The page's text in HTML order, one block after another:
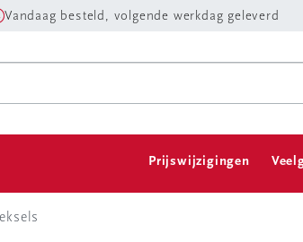
Vandaag besteld, volgende werkdag geleverd
Prijswijzigingen